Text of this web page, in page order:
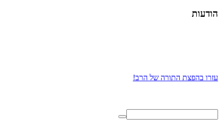
הודעות
עזרו בהפצת התורה של הרב!